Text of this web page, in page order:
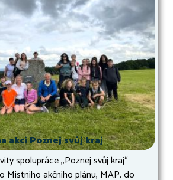
akci Poznej svůj kraj
spolupráce ,,Poznej svůj kraj“
Místního akčního plánu, MAP, do